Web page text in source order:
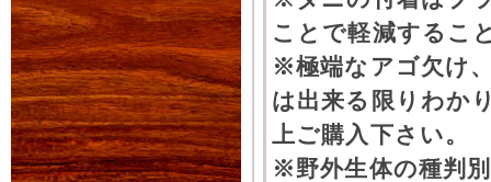
ことで軽減するこ
※極端なアゴ欠け
は出来る限りわか
上ご購入下さい。
※野外生体の種判